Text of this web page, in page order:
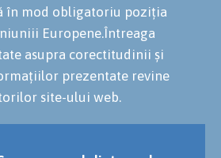
în mod obligatoriu poziția
Europene.Întreaga
asupra corectitudinii și
prezentate revine
site-ului web.